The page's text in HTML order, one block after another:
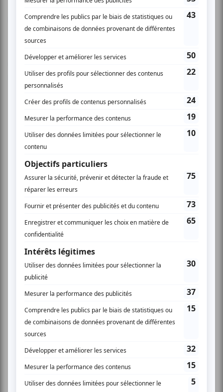
Hassan Zahi, Reda Senoussaoui, Neev (qui a fait la
première partie de Gad El Maleh!)
La presse sera là, les caméras aussi! Venez mangigoler (
manger et rigoler à la fois) et faire des grimaces au
photographes.